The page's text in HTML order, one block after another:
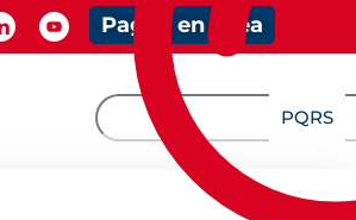
Pagos en línea
PQRS